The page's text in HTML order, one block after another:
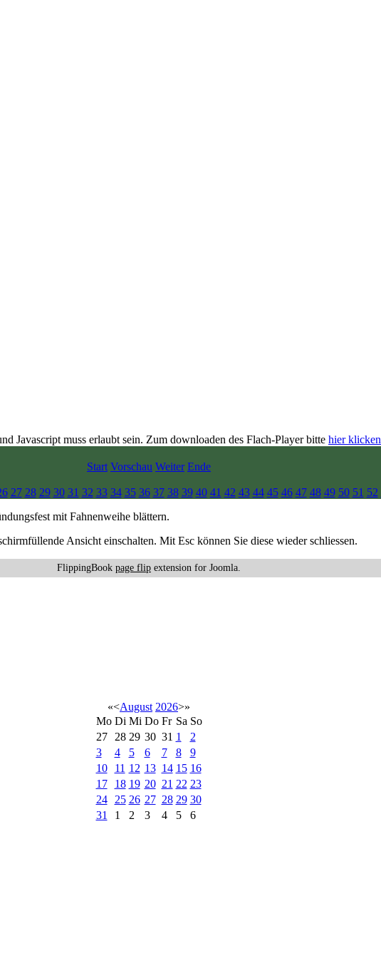
Javascript muss erlaubt sein. Zum downloaden des Flach-Player bitte hier klicken
Start Vorschau Weiter Ende
27 28 29 30 31 32 33 34 35 36 37 38 39 40 41 42 43 44 45 46 47 48 49 50 51 52
mit Fahnenweihe blättern.
Ansicht einschalten. Mit Esc können Sie diese wieder schliessen.
FlippingBook page flip extension for Joomla.
«<August 2026>»
Mo Di Mi Do Fr Sa So
27
28 29 30 31 1
2
3
4 5 6 7 8
9
10
11 12 13 14 15 16
17
18 19 20 21 22 23
24
25 26 27 28 29 30
31
1 2 3 4 5 6